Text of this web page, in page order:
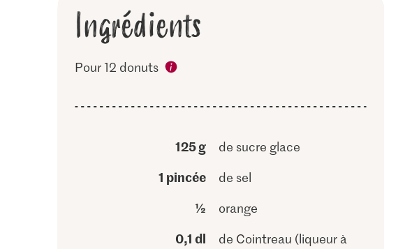
Ingrédients
Pour 12 donuts
125 g de sucre glace
1 pincée de sel
½ orange
0,1 dl
de Cointreau (liqueur à